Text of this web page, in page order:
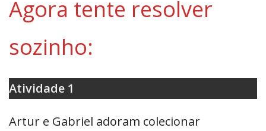
Agora tente resolver
sozinho:
Atividade 1
Artur e Gabriel adoram colecionar